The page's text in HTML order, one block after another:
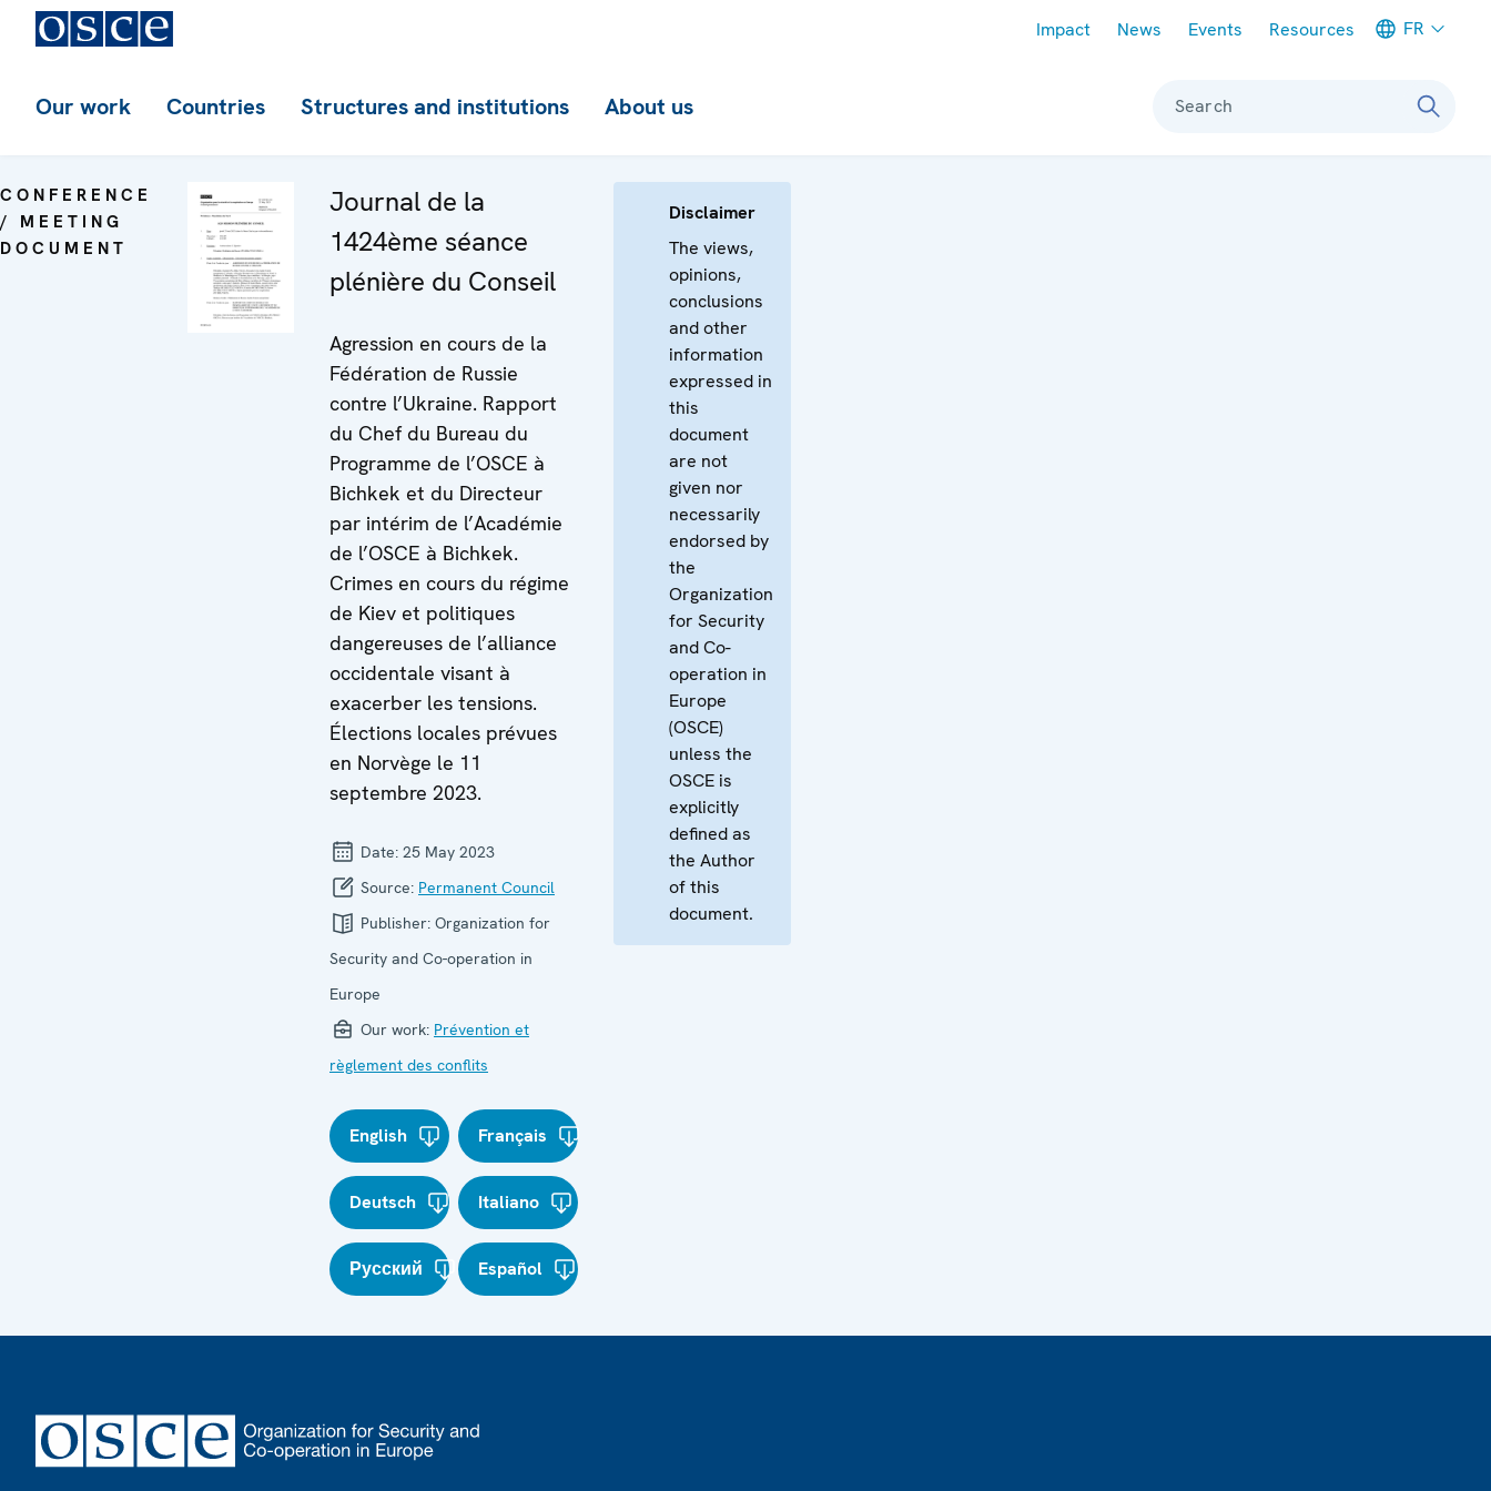
Impact News Events Resources FR
Our work Countries Structures and institutions About us Search
CONFERENCE
/ MEETING
DOCUMENT
Journal de la
1424ème séance
plénière du Conseil
Agression en cours de la
Fédération de Russie
contre l’Ukraine. Rapport
du Chef du Bureau du
Programme de l’OSCE à
Bichkek et du Directeur
par intérim de l’Académie
de l’OSCE à Bichkek.
Crimes en cours du régime
de Kiev et politiques
dangereuses de l’alliance
occidentale visant à
exacerber les tensions.
Élections locales prévues
en Norvège le 11
septembre 2023.
Date: 25 May 2023
Source: Permanent Council
Publisher: Organization for
Security and Co-operation in
Europe
Our work: Prévention et
règlement des conflits
English Français
Deutsch Italiano
Русский Español
Disclaimer
The views,
opinions,
conclusions
and other
information
expressed in
this
document
are not
given nor
necessarily
endorsed by
the
Organization
for Security
and Co-
operation in
Europe
(OSCE)
unless the
OSCE is
explicitly
defined as
the Author
of this
document.